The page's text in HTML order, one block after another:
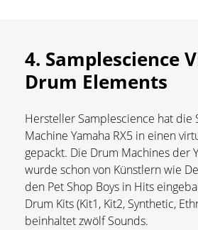
4. Samplescience
Drum Elements
Hersteller Samplescience hat die
Machine Yamaha RX5 in einen
gepackt. Die Drum Machines der
wurde schon von Künstlern wie
den Pet Shop Boys in Hits
Drum Kits (Kit1, Kit2, Synthetic,
beinhaltet zwölf Sounds.